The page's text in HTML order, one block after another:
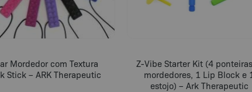
Mordedor com Textura
Stick – ARK Therapeutic
Z-Vibe Starter Kit (4
mordedores, 1 Lip Block e
estojo) – Ark Therapeutic